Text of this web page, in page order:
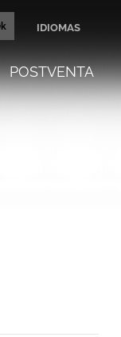
POSTVENTA
IDIOMAS